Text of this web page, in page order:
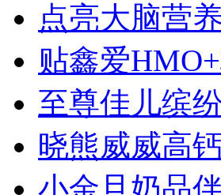
点亮大脑营
贴鑫爱
至尊佳儿缤
晓熊威威高